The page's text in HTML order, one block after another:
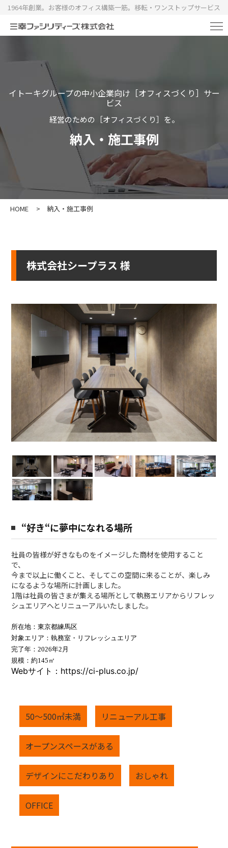
1964年創業。お客様のオフィス構築一筋。移転・ワンストップサービス
イトーキグループの中小企業向け［オフィスづくり］サー
ビス
経営のための［オフィスづくり］を。
納入・施工事例
HOME > 納入・施工事例
株式会社シープラス 様
“好き“に夢中になれる場所
社員の皆様が好きなものをイメージした商材を使用すること
で、
今まで以上に働くこと、そしてこの空間に来ることが、楽しみ
になるような場所に計画しました。
1階は社員の皆さまが集える場所として執務エリアからリフレッ
シュエリアへとリニューアルいたしました。
所在地：東京都練馬区
対象エリア：執務室・リフレッシュエリア
完了年：2026年2月
規模：約145 ㎡
Webサイト：https://ci-plus.co.jp/
50～500㎡未満 リニューアル工事
オープンスペースがある
デザインにこだわりあり おしゃれ
OFFICE